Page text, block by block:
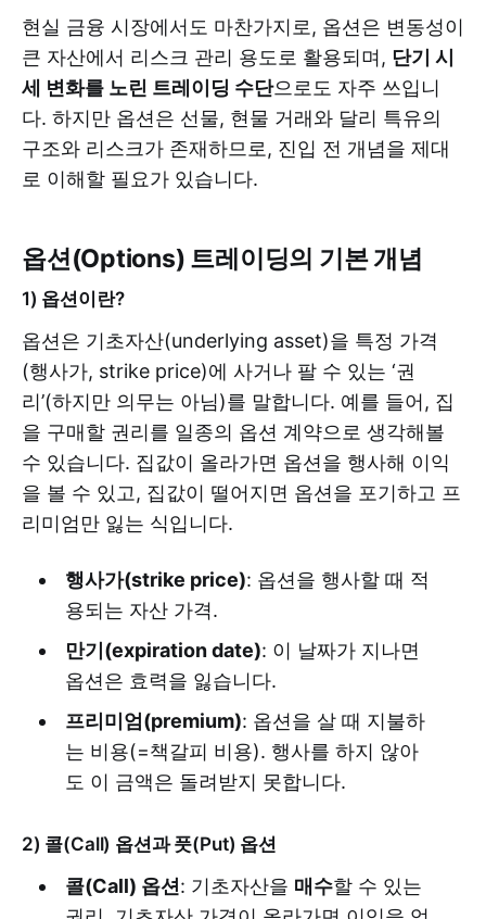
현실 금융 시장에서도 마찬가지로, 옵션은 변동성이
큰 자산에서 리스크 관리 용도로 활용되며, 단기 시
세 변화를 노린 트레이딩 수단으로도 자주 쓰입니
다. 하지만 옵션은 선물, 현물 거래와 달리 특유의
구조와 리스크가 존재하므로, 진입 전 개념을 제대
로 이해할 필요가 있습니다.
옵션(Options) 트레이딩의 기본 개념
1) 옵션이란?
옵션은 기초자산(underlying asset)을 특정 가격
(행사가, strike price)에 사거나 팔 수 있는 ‘권
리’(하지만 의무는 아님)를 말합니다. 예를 들어, 집
을 구매할 권리를 일종의 옵션 계약으로 생각해볼
수 있습니다. 집값이 올라가면 옵션을 행사해 이익
을 볼 수 있고, 집값이 떨어지면 옵션을 포기하고 프
리미엄만 잃는 식입니다.
행사가(strike price): 옵션을 행사할 때 적
용되는 자산 가격.
만기(expiration date): 이 날짜가 지나면
옵션은 효력을 잃습니다.
프리미엄(premium): 옵션을 살 때 지불하
는 비용(=책갈피 비용). 행사를 하지 않아
도 이 금액은 돌려받지 못합니다.
2) 콜(Call) 옵션과 풋(Put) 옵션
콜(Call) 옵션: 기초자산을 매수할 수 있는